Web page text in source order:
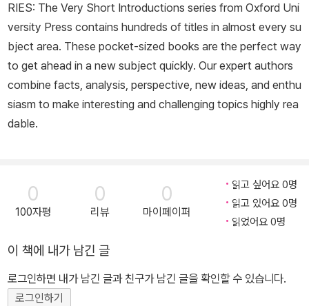
RIES: The Very Short Introductions series from Oxford Uni
versity Press contains hundreds of titles in almost every su
bject area. These pocket-sized books are the perfect way
to get ahead in a new subject quickly. Our expert authors
combine facts, analysis, perspective, new ideas, and enthu
siasm to make interesting and challenging topics highly rea
dable.
0
100자평
0
리뷰
0
마이페이퍼
읽고 싶어요 0명
읽고 있어요 0명
읽었어요 0명
이 책에 내가 남긴 글
로그인하면 내가 남긴 글과 친구가 남긴 글을 확인할 수 있습니다.
로그인하기